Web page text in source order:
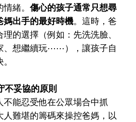
情緒。傷心的孩子通常只想尋
媽出手的最好時機。這時，爸
的選擇（例如：先洗洗臉、
、想繼續玩⋯⋯），讓孩子自
不妥協的原則
能忍受他在公眾場合中抓
難堪的籌碼來操控爸媽，以